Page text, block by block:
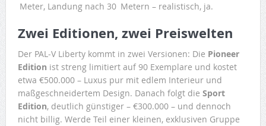
Meter, Landung nach 30 Metern – realistisch, ja.
Zwei Editionen, zwei Preiswelten
Der PAL‑V Liberty kommt in zwei Versionen: Die Pioneer
Edition ist streng limitiert auf 90 Exemplare und kostet
etwa €500.000 – Luxus pur mit edlem Interieur und
maßgeschneidertem Design. Danach folgt die Sport
Edition, deutlich günstiger – €300.000 – und dennoch
nicht billig. Werde Teil einer kleinen, exklusiven Gruppe